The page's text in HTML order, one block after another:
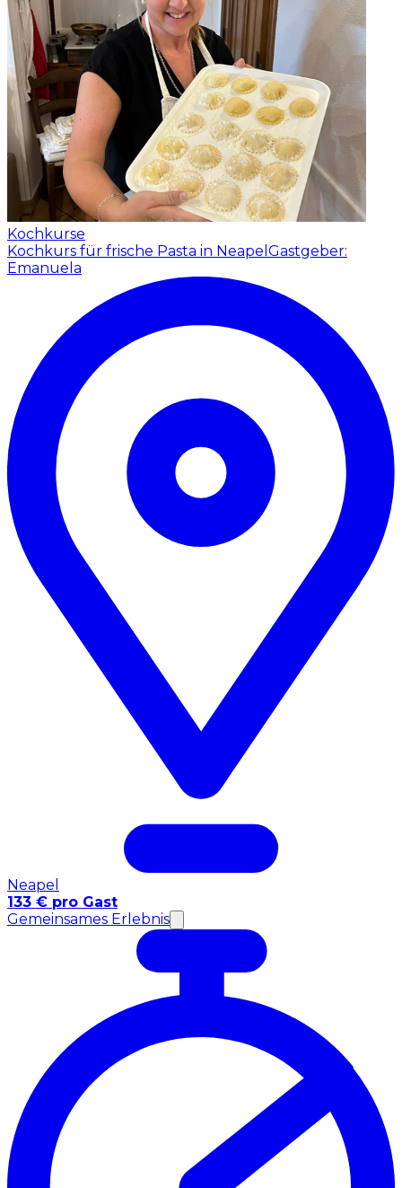
Kochkurse
Kochkurs für frische Pasta in Neapel Gastgeber:
Emanuela
Neapel
133 € pro Gast
Gemeinsames Erlebnis